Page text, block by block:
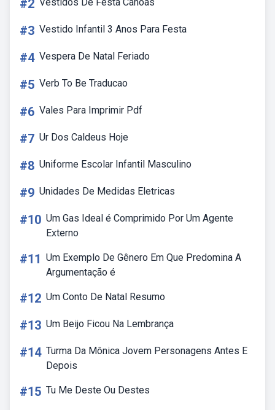
#2
#3 Vestido Infantil 3 Anos Para Festa
#4 Vespera De Natal Feriado
#5 Verb To Be Traducao
#6 Vales Para Imprimir Pdf
#7 Ur Dos Caldeus Hoje
#8 Uniforme Escolar Infantil Masculino
#9 Unidades De Medidas Eletricas
#10 Um Gas Ideal é Comprimido Por Um Agente
Externo
#11 Um Exemplo De Gênero Em Que Predomina A
Argumentação é
#12 Um Conto De Natal Resumo
#13 Um Beijo Ficou Na Lembrança
#14 Turma Da Mônica Jovem Personagens Antes E
Depois
#15 Tu Me Deste Ou Destes